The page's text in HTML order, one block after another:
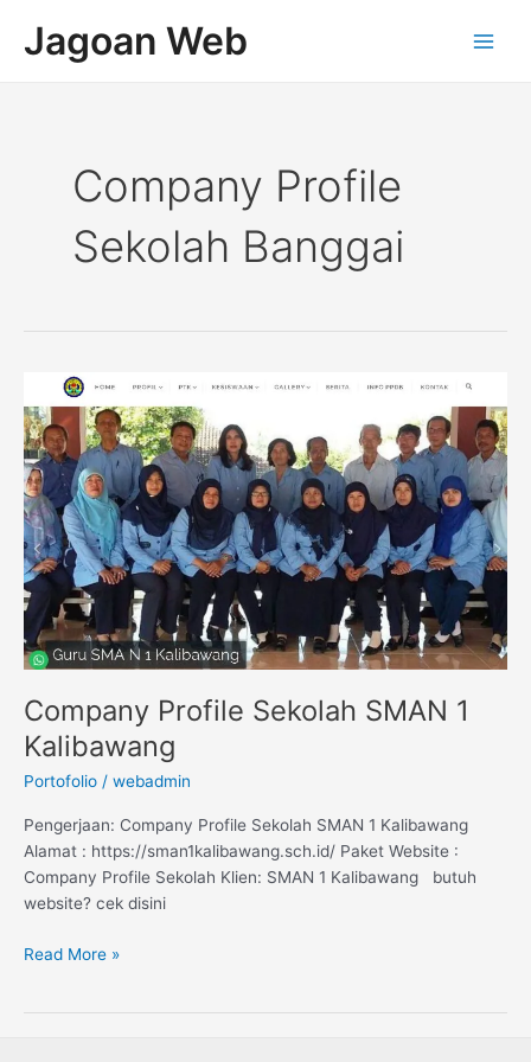
Jagoan Web
Company Profile
Sekolah Banggai
Company Profile Sekolah SMAN 1
Kalibawang
Portofolio / webadmin
Pengerjaan: Company Profile Sekolah SMAN 1 Kalibawang
Alamat : https://sman1kalibawang.sch.id/ Paket Website :
Company Profile Sekolah Klien: SMAN 1 Kalibawang butuh
website? cek disini
Company
Profile
Sekolah
SMAN
1
Kalibawang
Read More »